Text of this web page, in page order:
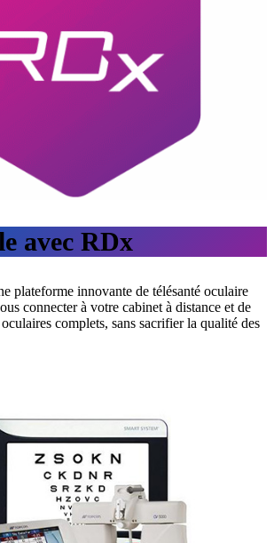
avec RDx
plateforme innovante de télésanté oculaire
connecter à votre cabinet à distance et de
complets, sans sacrifier la qualité des